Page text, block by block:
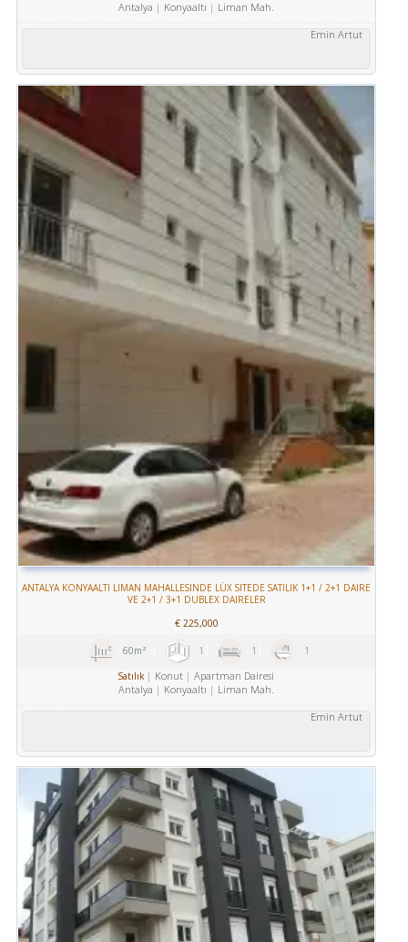
Antalya
Konyaaltı
Liman Mah.
Emin Artut
ANTALYA KONYAALTI LIMAN MAHALLESINDE LÜX SITEDE SATILIK 1+1 / 2+1 DAIRE
VE 2+1 / 3+1 DUBLEX DAIRELER
€225,000
60m² 1 1 1
Satılık Konut
Apartman Dairesi
Antalya
Konyaaltı
Liman Mah.
Emin Artut